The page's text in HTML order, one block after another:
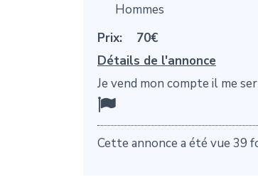
Hommes
Prix:
70€
Détails de l'annonce
Je vend mon compte il me
Cette annonce a été vue 39